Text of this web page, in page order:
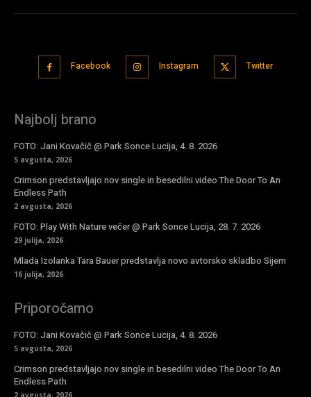
Facebook Instagram Twitter
Najbolj brano
FOTO: Jani Kovačič @ Park Sonce Lucija, 4. 8. 2026
5 avgusta, 2026
Crimson predstavljajo nov single in besedilni video The Door To An
Endless Path
2 avgusta, 2026
FOTO: Play With Nature večer @ Park Sonce Lucija, 28. 7. 2026
29 julija, 2026
Mlada Izolanka Tara Bauer predstavlja novo avtorsko skladbo Sijem
16 julija, 2026
Priporočamo
FOTO: Jani Kovačič @ Park Sonce Lucija, 4. 8. 2026
5 avgusta, 2026
Crimson predstavljajo nov single in besedilni video The Door To An
Endless Path
2 avgusta, 2026